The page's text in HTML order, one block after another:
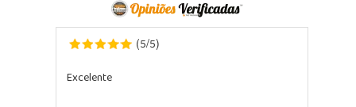
(5/5)
Excelente